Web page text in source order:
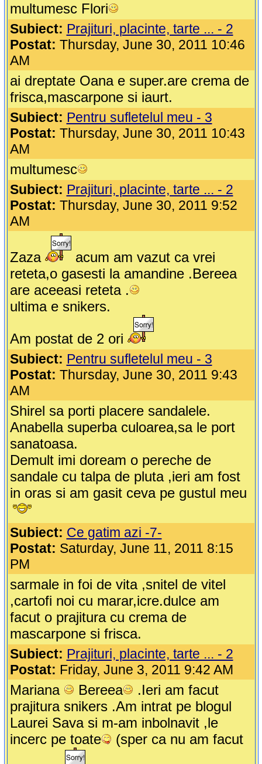
multumesc Flori
Subiect: Prajituri, placinte, tarte ... - 2
Postat: Thursday, June 30, 2011 10:46
AM
ai dreptate Oana e super.are crema de
frisca,mascarpone si iaurt.
Subiect: Pentru sufletelul meu - 3
Postat: Thursday, June 30, 2011 10:43
AM
multumesc
Subiect: Prajituri, placinte, tarte ... - 2
Postat: Thursday, June 30, 2011 9:52
AM
Zaza
acum am vazut ca vrei
reteta,o gasesti la amandine .Bereea
are aceeasi reteta .
ultima e snikers.
Am postat de 2 ori
Subiect: Pentru sufletelul meu - 3
Postat: Thursday, June 30, 2011 9:43
AM
Shirel sa porti placere sandalele.
Anabella superba culoarea,sa le port
sanatoasa.
Demult imi doream o pereche de
sandale cu talpa de pluta ,ieri am fost
in oras si am gasit ceva pe gustul meu
Subiect: Ce gatim azi -7-
Postat: Saturday, June 11, 2011 8:15
PM
sarmale in foi de vita ,snitel de vitel
,cartofi noi cu marar,icre.dulce am
facut o prajitura cu crema de
mascarpone si frisca.
Subiect: Prajituri, placinte, tarte ... - 2
Postat: Friday, June 3, 2011 9:42 AM
Mariana Bereea
.Ieri am facut
prajitura snikers .Am intrat pe blogul
Laurei Sava si m-am inbolnavit ,le
incerc pe toate
(sper ca nu am facut